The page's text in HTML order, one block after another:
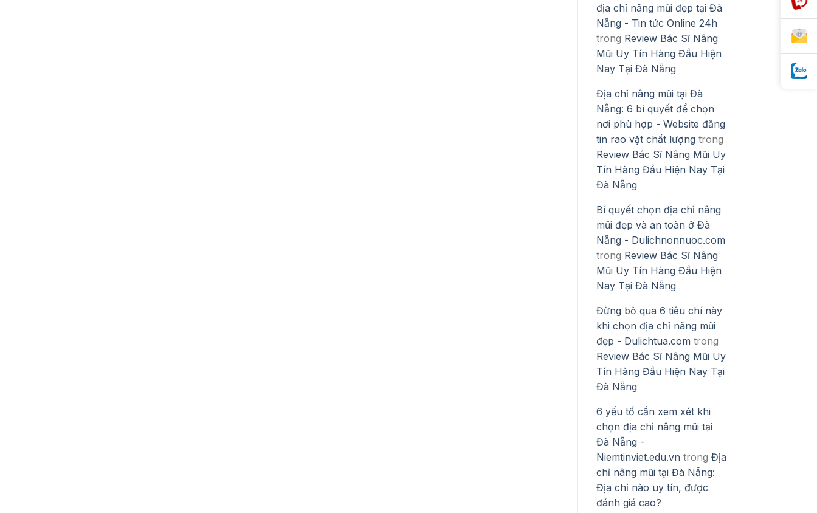
địa chỉ nâng mũi đẹp tại Đà
Nẵng - Tin tức Online 24h
trong Review Bác Sĩ Nâng
Mũi Uy Tín Hàng Đầu Hiện
Nay Tại Đà Nẵng
Địa chỉ nâng mũi tại Đà
Nẵng: 6 bí quyết để chọn
nơi phù hợp - Website đăng
tin rao vặt chất lượng trong
Review Bác Sĩ Nâng Mũi Uy
Tín Hàng Đầu Hiện Nay Tại
Đà Nẵng
Bí quyết chọn địa chỉ nâng
mũi đẹp và an toàn ở Đà
Nẵng - Dulichnonnuoc.com
trong Review Bác Sĩ Nâng
Mũi Uy Tín Hàng Đầu Hiện
Nay Tại Đà Nẵng
Đừng bỏ qua 6 tiêu chí này
khi chọn địa chỉ nâng mũi
đẹp - Dulichtua.com trong
Review Bác Sĩ Nâng Mũi Uy
Tín Hàng Đầu Hiện Nay Tại
Đà Nẵng
6 yếu tố cần xem xét khi
chọn địa chỉ nâng mũi tại
Đà Nẵng -
Niemtinviet.edu.vn trong Địa
chỉ nâng mũi tại Đà Nẵng:
Địa chỉ nào uy tín, được
đánh giá cao?